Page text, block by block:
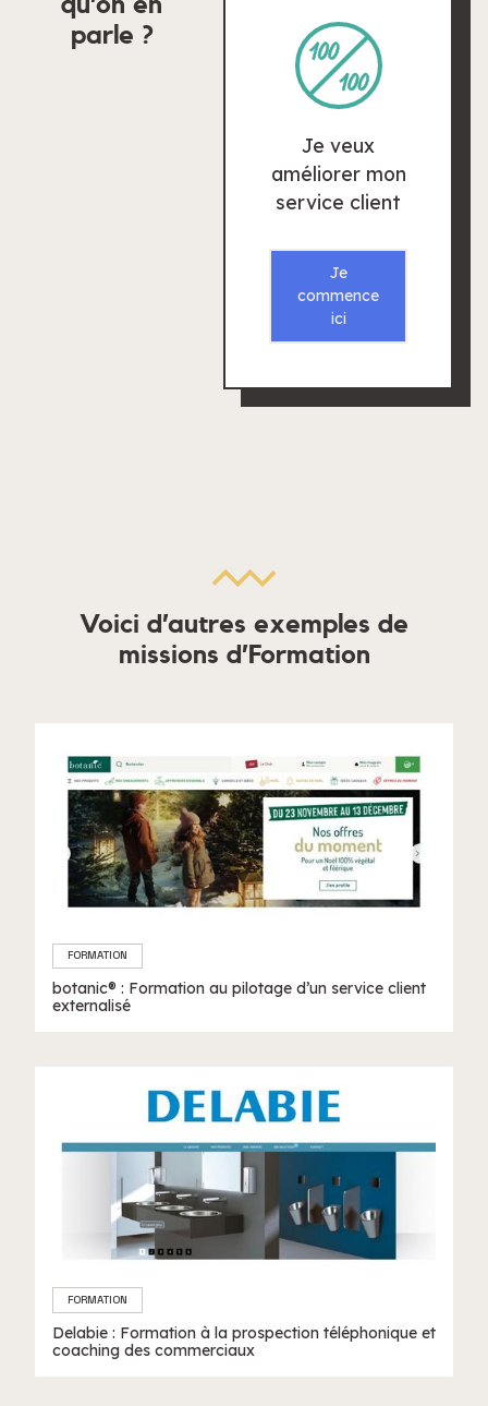
parle ?
Je veux
améliorer mon
service client
Je
commence
ici
Voici d’autres exemples de
missions d’Formation
FORMATION
botanic® : Formation au pilotage d’un service client
externalisé
FORMATION
Delabie : Formation à la prospection téléphonique et
coaching des commerciaux